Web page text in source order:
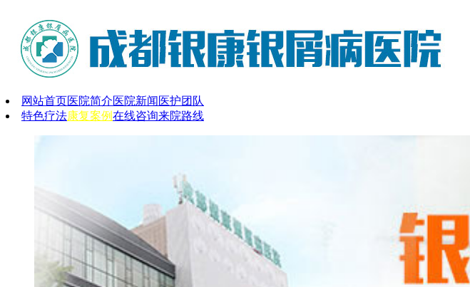
网站首页医院简介医院新闻 医护团队
特色疗法康复案例在线咨询来院路线